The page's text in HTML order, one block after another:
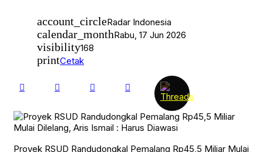
account_circleRadar Indonesia
calendar_monthRabu, 17 Jun 2026
visibility168
printCetak
Proyek RSUD Randudongkal Pemalang Rp45,5 Miliar Mulai